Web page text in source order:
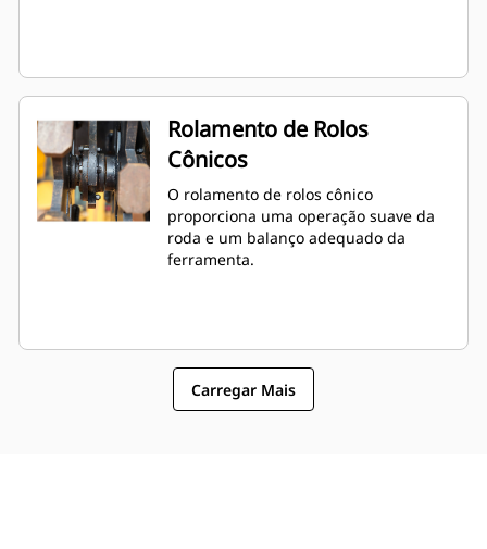
Rolamento de Rolos
Cônicos
O rolamento de rolos cônico
proporciona uma operação suave da
roda e um balanço adequado da
ferramenta.
Carregar Mais